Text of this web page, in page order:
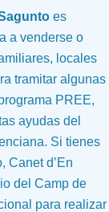
es
a venderse o
locales
tramitar algunas
PREE,
ayudas del
Si tienes
Canet d’En
del Camp de
para realizar